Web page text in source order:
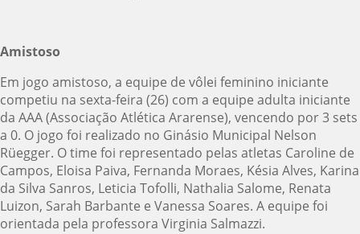
Amistoso
Em jogo amistoso, a equipe de vôlei feminino iniciante
competiu na sexta-feira (26) com a equipe adulta iniciante
da AAA (Associação Atlética Ararense), vencendo por 3 sets
a 0. O jogo foi realizado no Ginásio Municipal Nelson
Rüegger. O time foi representado pelas atletas Caroline de
Campos, Eloisa Paiva, Fernanda Moraes, Késia Alves, Karina
da Silva Sanros, Leticia Tofolli, Nathalia Salome, Renata
Luizon, Sarah Barbante e Vanessa Soares. A equipe foi
orientada pela professora Virginia Salmazzi.